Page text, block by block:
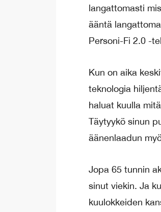
langattomasti
ääntä
Personi-Fi 2.0 -
Kun on aika
teknologia
haluat kuulla
Täytyykö sinun
äänenlaadun
Jopa 65 tunnin
sinut viekin. Ja
kuulokkeiden